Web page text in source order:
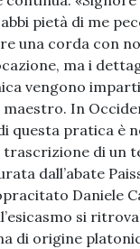
pietà di me
una corda con
ma i
vengono
maestro. In
questa pratica è
trascrizione di un
dall’abate
Daniele
si
di origine